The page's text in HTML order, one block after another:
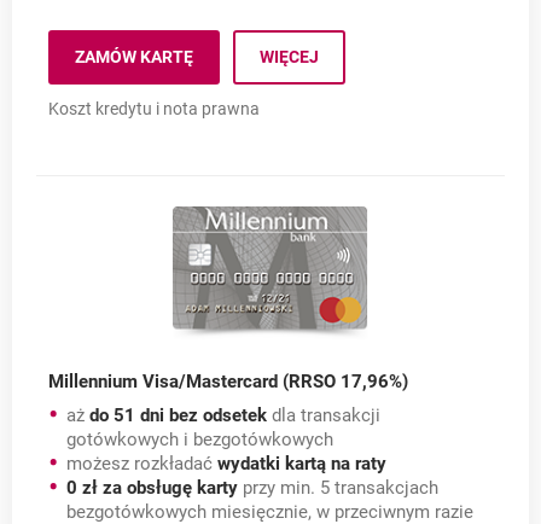
ZAMÓW KARTĘWWF MILLENNIUM MASTERCARD (RRSO 16,84%)
WIĘCEJ
Koszt kredytu i nota prawna
Millennium Visa/Mastercard (RRSO 17,96%)
aż do 51 dni bez odsetek dla transakcji
gotówkowych i bezgotówkowych
możesz rozkładać wydatki kartą na raty
0 zł za obsługę karty przy min. 5 transakcjach
bezgotówkowych miesięcznie, w przeciwnym razie